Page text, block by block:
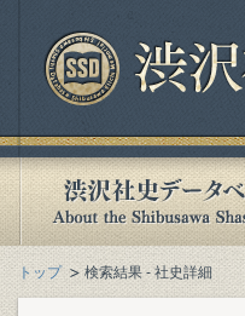
トップ 検索結果 - 社史詳細